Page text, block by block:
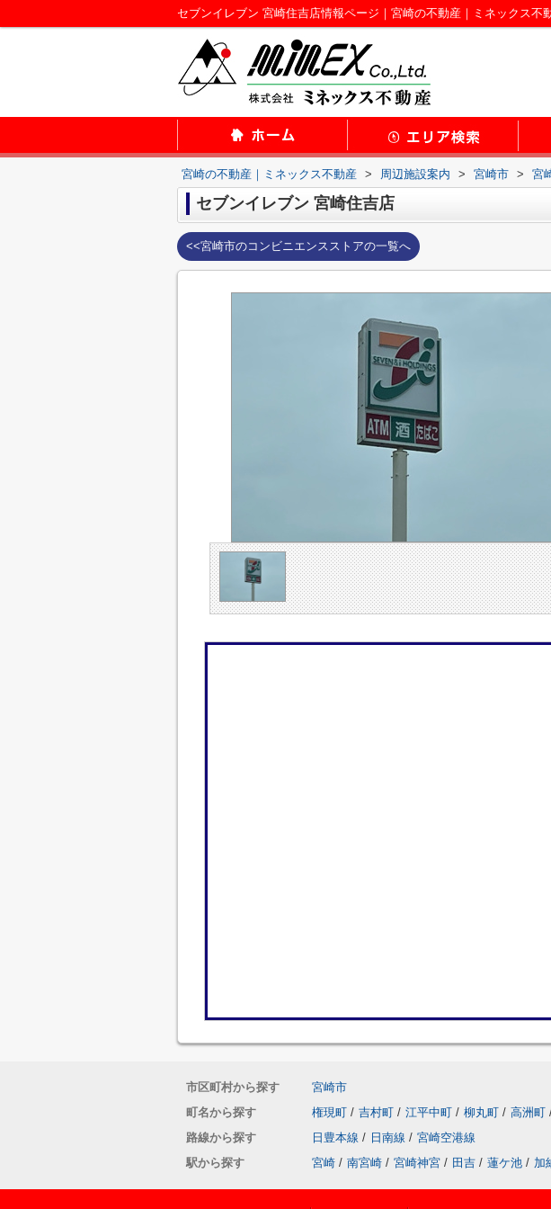
セブンイレブン 宮崎住吉店情報ページ｜宮崎の不動産｜ミネックス不
宮崎の不動産｜ミネックス不動産 > 周辺施設案内 > 宮崎市 > 宮
セブンイレブン 宮崎住吉店
<<宮崎市のコンビニエンスストアの一覧へ
市区町村から探す
宮崎市
町名から探す
権現町 / 吉村町 / 江平中町 / 柳丸町 / 高洲町
路線から探す
日豊本線 / 日南線 / 宮崎空港線
駅から探す
宮崎 / 南宮崎 / 宮崎神宮 / 田吉 / 蓮ケ池 / 加